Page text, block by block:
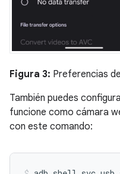
Figura 3: Preferencias
También puedes
funcione como cámara
con este comando: